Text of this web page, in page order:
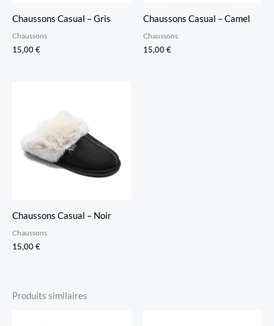
Chaussons Casual – Gris
Chaussons
15,00€
Chaussons Casual – Camel
Chaussons
15,00€
Chaussons Casual – Noir
Chaussons
15,00€
Produits similaires